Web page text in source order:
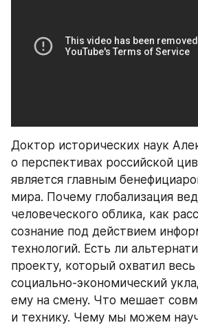
Доктор исторических наук
о перспективах российской
является главным
мира. Почему глобализация
человеческого облика, как
сознание под действием
технологий. Есть ли
проекту, который охватил
социально-экономический
ему на смену. Что мешает
и технику. Чему мы можем